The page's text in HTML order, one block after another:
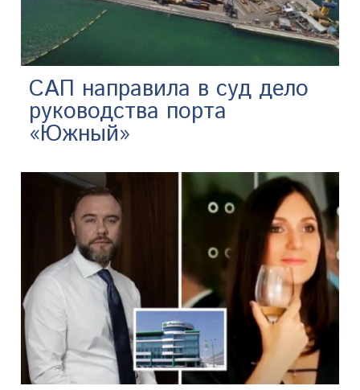
САП направила в суд дело
руководства порта
«Южный»